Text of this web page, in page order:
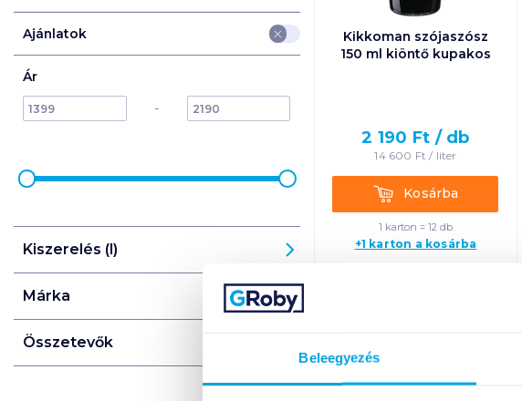
Beleegyezés
Ajánlatok
Ár
min max
- max
Kiszerelés (l)
Márka
Összetevők
Kikkoman szójaszósz
150 ml kiöntő kupakos
2 190 Ft / db
14 600 Ft / liter
KosárbaKosárba
1 karton = 12 db
+1 karton a kosárba